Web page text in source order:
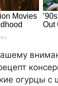
огурцы с